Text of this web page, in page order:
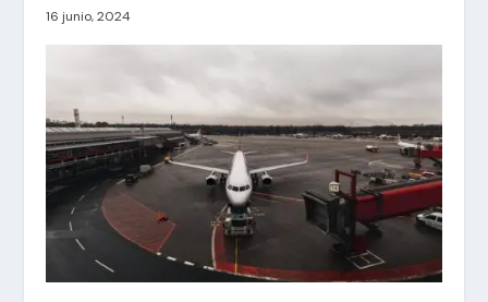
16 junio, 2024